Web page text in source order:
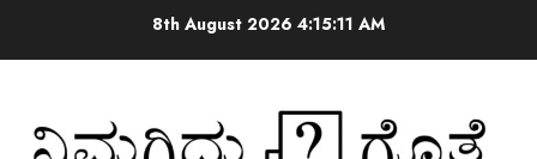
8th August 2026 4:15:11 AM